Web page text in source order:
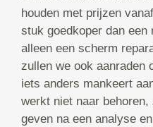
houden met prijzen
stuk goedkoper dan een
alleen een scherm
zullen we ook aanraden
iets anders mankeert
werkt niet naar
geven na een analyse